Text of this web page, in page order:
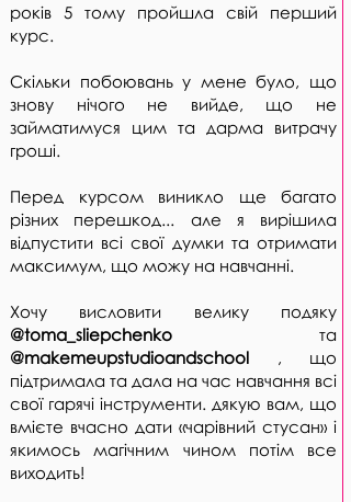
років 5 тому пройшла свій перший
курс.
Скільки побоювань у мене було, що
знову нічого не вийде, що не
займатимуся цим та дарма витрачу
гроші.
Перед курсом виникло ще багато
різних перешкод... але я вирішила
відпустити всі свої думки та отримати
максимум, що можу на навчанні.
Хочу висловити велику подяку
@toma_sliepchenko та
@makemeupstudioandschool , що
підтримала та дала на час навчання всі
свої гарячі інструменти. дякую вам, що
вмієте вчасно дати «чарівний стусан» і
якимось магічним чином потім все
виходить!